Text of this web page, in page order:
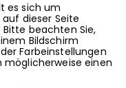
es sich um
dieser Seite
beachten Sie,
Bildschirm
Farbeinstellungen
möglicherweise einen